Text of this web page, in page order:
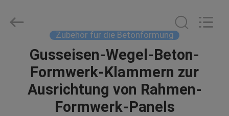
HAUS
PRODUKTE
2025
slabformworksystems.com.
Zubehör für die Betonformung
Gusseisen-Wegel-Beton-
Formwerk-Klammern zur
Ausrichtung von Rahmen-
Formwerk-Panels